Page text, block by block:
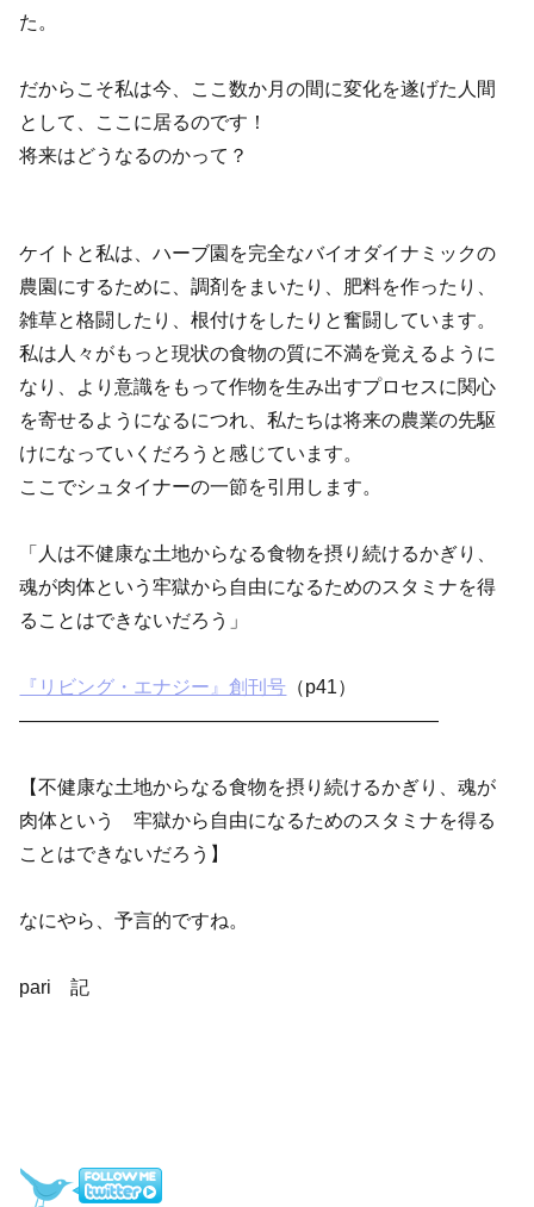
た。
だからこそ私は今、ここ数か月の間に変化を遂げた人間
として、ここに居るのです！
将来はどうなるのかって？
ケイトと私は、ハーブ園を完全なバイオダイナミックの
農園にするために、調剤をまいたり、肥料を作ったり、
雑草と格闘したり、根付けをしたりと奮闘しています。
私は人々がもっと現状の食物の質に不満を覚えるように
なり、より意識をもって作物を生み出すプロセスに関心
を寄せるようになるにつれ、私たちは将来の農業の先駆
けになっていくだろうと感じています。
ここでシュタイナーの一節を引用します。
「人は不健康な土地からなる食物を摂り続けるかぎり、
魂が肉体という牢獄から自由になるためのスタミナを得
ることはできないだろう」
『リビング・エナジー』創刊号 （p41）
——————————————————————
【不健康な土地からなる食物を摂り続けるかぎり、魂が
肉体という 牢獄から自由になるためのスタミナを得る
ことはできないだろう】
なにやら、予言的ですね。
pari 記